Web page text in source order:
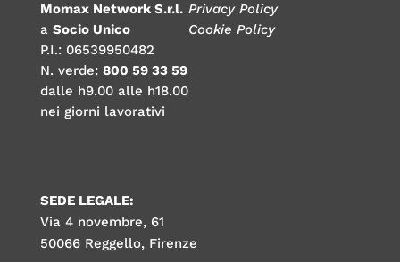
Momax Network S.r.l.
a Socio Unico
P.I.: 06539950482
N. verde: 800 59 33 59
dalle h9.00 alle h18.00
nei giorni lavorativi
Privacy Policy
Cookie Policy
SEDE LEGALE:
Via 4 novembre, 61
50066 Reggello, Firenze